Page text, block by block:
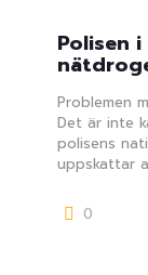
Polisen
Problemen
Det är inte
polisens
uppskattar
0